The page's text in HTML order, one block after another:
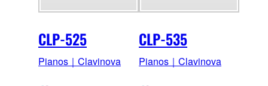
CLP-525
Pianos｜Clavinova
CLP-535
Pianos｜Clavinova